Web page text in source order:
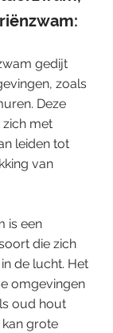
gedijt
zoals
Deze
met
leiden tot
van
is een
die zich
de lucht. Het
omgevingen
oud hout
grote